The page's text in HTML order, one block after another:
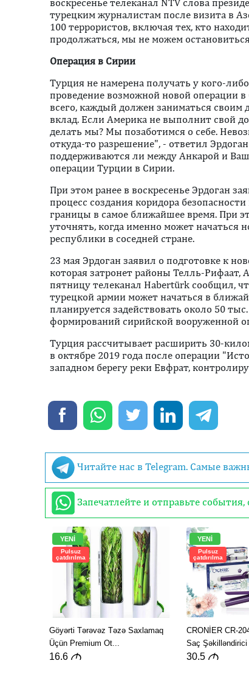
воскресенье телеканал NTV слова
турецким журналистам после визита в
100 террористов, включая тех, кто
продолжаться, мы не можем
Операция в Сирии
Турция не намерена получать у кого-
проведение возможной новой операции
всего, каждый должен заниматься своим
вклад. Если Америка не выполнит свой
делать мы? Мы позаботимся о себе.
откуда-то разрешение", - ответил
поддерживаются ли между Анкарой и
операции Турции в Сирии.
При этом ранее в воскресенье Эрдоган
процесс создания коридора
границы в самое ближайшее время. При
уточнять, когда именно может начаться
республики в соседней стране.
23 мая Эрдоган заявил о подготовке к
которая затронет районы Телль-
пятницу телеканал Habertürk сообщил,
турецкой армии может начаться в
планируется задействовать около 50
формирований сирийской вооруженной
Турция рассчитывает расширить 30-
в октябре 2019 года после операции
западном берегу реки Евфрат,
Читайте нас в Telegram. Самые
Запечатлейте и отправьте